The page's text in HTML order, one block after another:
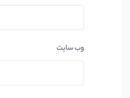
وب‌ سایت